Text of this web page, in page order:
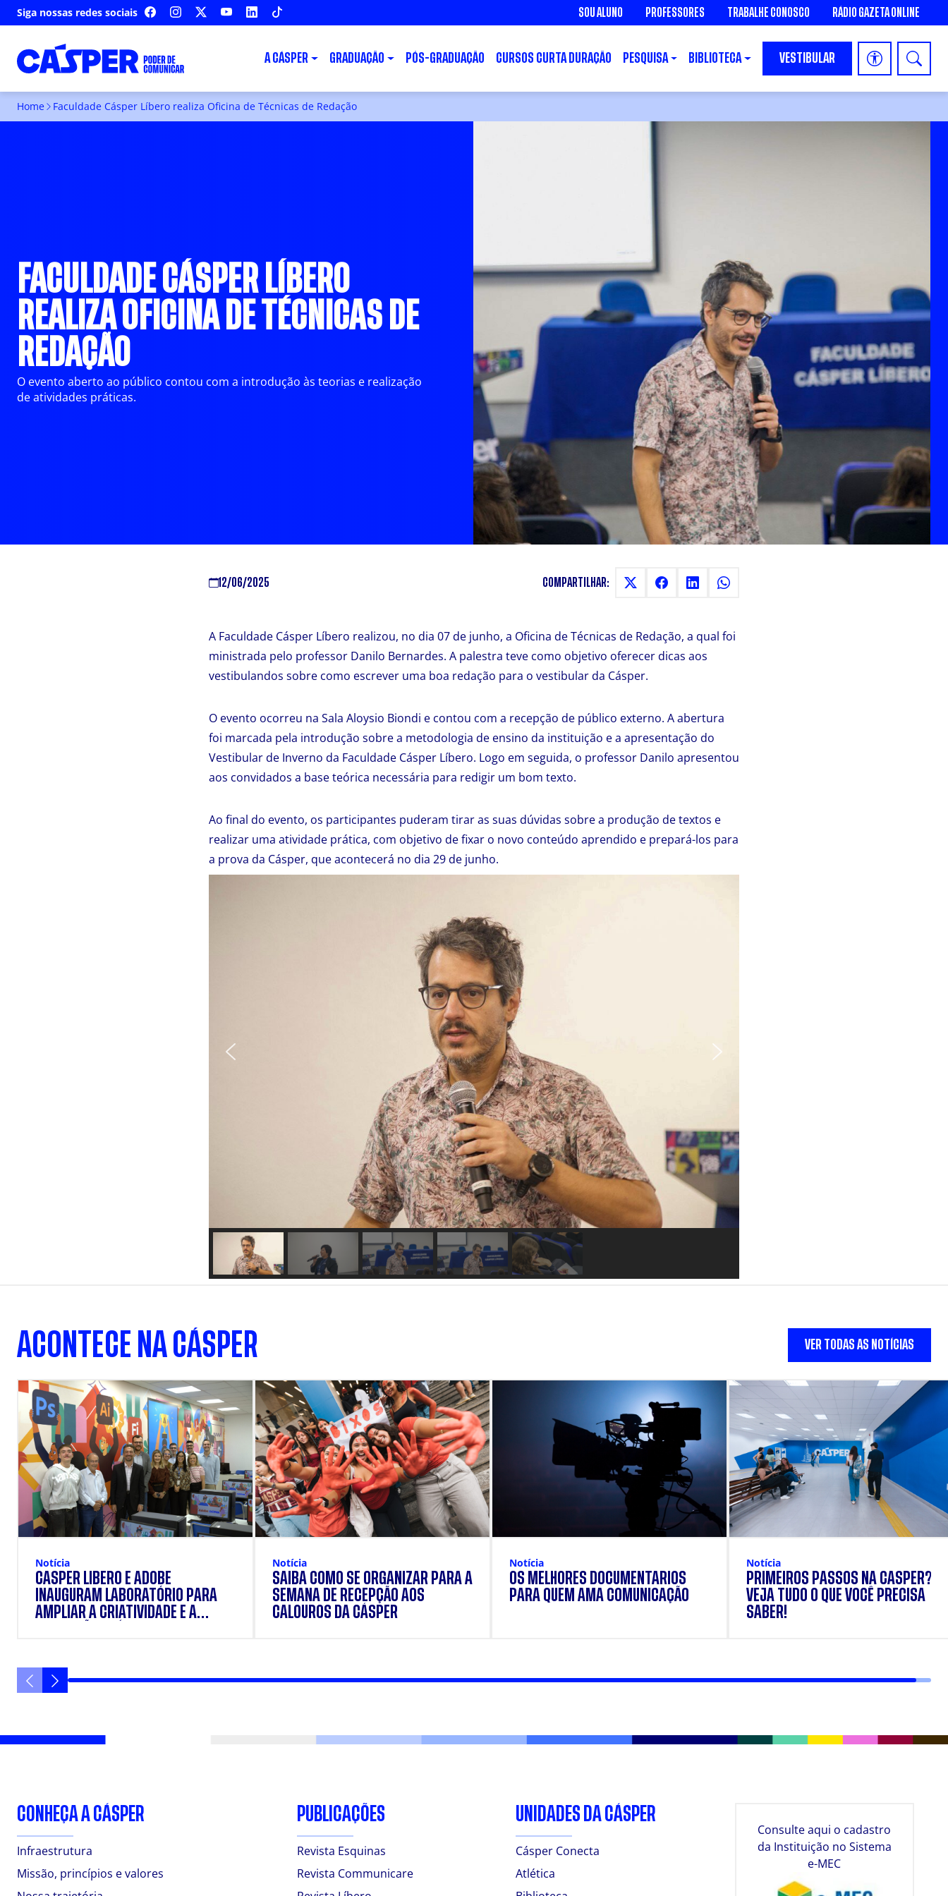
Siga nossas redes sociais FACEBOOKINSTAGRAM YOUTUBELINKEDIN SOU ALUNO PROFESSORES TRABALHE CONOSCO RÁDIO GAZETA ONLINE
A CÁSPER GRADUAÇÃO PÓS-GRADUAÇÃO CURSOS CURTA DURAÇÃO PESQUISA BIBLIOTECA VESTIBULAR
Home Faculdade Cásper Líbero realiza Oficina de Técnicas de Redação
FACULDADE CÁSPER LÍBERO
REALIZA OFICINA DE TÉCNICAS DE
REDAÇÃO
O evento aberto ao público contou com a introdução às teorias e realização
de atividades práticas.
12/06/2025 COMPARTILHAR:
A Faculdade Cásper Líbero realizou, no dia 07 de junho, a Oficina de Técnicas de Redação, a qual foi
ministrada pelo professor Danilo Bernardes. A palestra teve como objetivo oferecer dicas aos
vestibulandos sobre como escrever uma boa redação para o vestibular da Cásper.
O evento ocorreu na Sala Aloysio Biondi e contou com a recepção de público externo. A abertura
foi marcada pela introdução sobre a metodologia de ensino da instituição e a apresentação do
Vestibular de Inverno da Faculdade Cásper Líbero. Logo em seguida, o professor Danilo apresentou
aos convidados a base teórica necessária para redigir um bom texto.
Ao final do evento, os participantes puderam tirar as suas dúvidas sobre a produção de textos e
realizar uma atividade prática, com objetivo de fixar o novo conteúdo aprendido e prepará-los para
a prova da Cásper, que acontecerá no dia 29 de junho.
ACONTECE NA CÁSPER VER TODAS AS NOTÍCIAS
Notícia
CÁSPER LÍBERO E ADOBE
INAUGURAM LABORATÓRIO PARA
AMPLIAR A CRIATIVIDADE E A
Notícia
SAIBA COMO SE ORGANIZAR PARA A
SEMANA DE RECEPÇÃO AOS
CALOUROS DA CÁSPER
Notícia
OS MELHORES DOCUMENTÁRIOS
PARA QUEM AMA COMUNICAÇÃO
Notícia
PRIMEIROS PASSOS NA CÁSPER?
VEJA TUDO O QUE VOCÊ PRECISA
SABER!
CONHEÇA A CÁSPER
Infraestrutura
Missão, princípios e valores
PUBLICAÇÕES
Revista Esquinas
Revista Communicare
UNIDADES DA CÁSPER
Cásper Conecta
Atlética
Consulte aqui o cadastro
da Instituição no Sistema
e-MEC